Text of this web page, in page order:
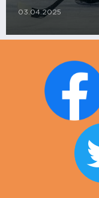
03.04.2025